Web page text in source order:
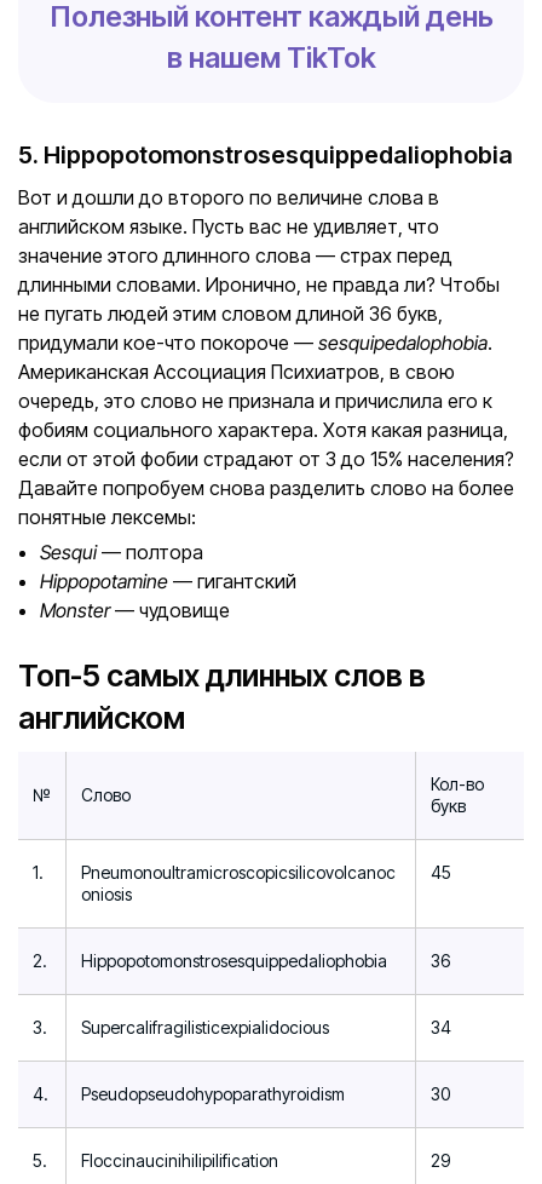
Полезный контент каждый день
в нашем TikTok
5. Hippopotomonstrosesquippedaliophobia
Вот и дошли до второго по величине слова в
английском языке. Пусть вас не удивляет, что
значение этого длинного слова — страх перед
длинными словами. Иронично, не правда ли? Чтобы
не пугать людей этим словом длиной 36 букв,
придумали кое-что покороче — sesquipedalophobia.
Американская Ассоциация Психиатров, в свою
очередь, это слово не признала и причислила его к
фобиям социального характера. Хотя какая разница,
если от этой фобии страдают от 3 до 15% населения?
Давайте попробуем снова разделить слово на более
понятные лексемы:
Sesqui— полтора
Hippopotamine — гигантский
Monster— чудовище
Топ-5 самых длинных слов в
английском
№ Слово
Кол-во
букв
1.
Pneumonoultramicroscopicsilicovolcanoc
oniosis
45
2. Hippopotomonstrosesquippedaliophobia 36
3. Supercalifragilisticexpialidocious 34
4. Pseudopseudohypoparathyroidism 30
5. Floccinaucinihilipilification 29